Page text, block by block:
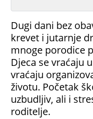
Dugi dani bez
krevet i jutarnje
mnoge porodice
Djeca se vraćaju
vraćaju
životu. Početak
uzbudljiv, ali i
roditelje.